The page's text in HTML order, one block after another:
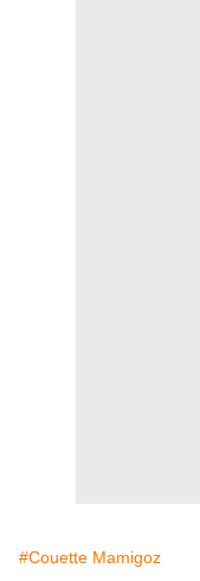
#Couette Mamigoz